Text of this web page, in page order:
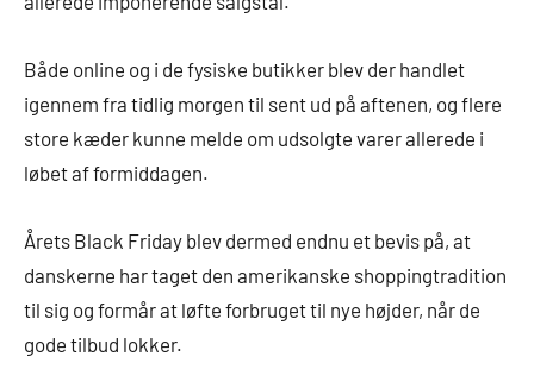
Både online og i de fysiske butikker blev der handlet
igennem fra tidlig morgen til sent ud på aftenen, og flere
store kæder kunne melde om udsolgte varer allerede i
løbet af formiddagen.
Årets Black Friday blev dermed endnu et bevis på, at
danskerne har taget den amerikanske shoppingtradition
til sig og formår at løfte forbruget til nye højder, når de
gode tilbud lokker.